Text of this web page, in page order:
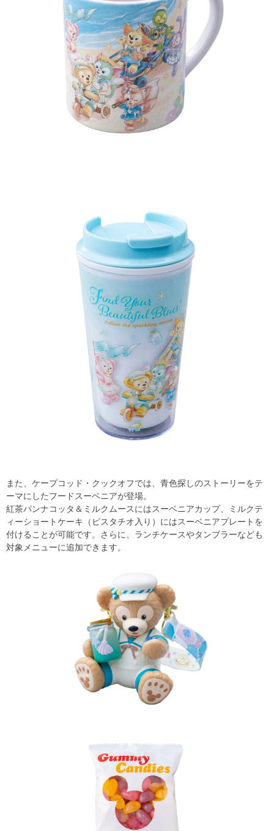
また、ケープコッド・クックオフでは、青色探しのストーリーをテ
ーマにしたフードスーベニアが登場。
紅茶パンナコッタ＆ミルクムースにはスーベニアカップ、ミルクテ
ィーショートケーキ（ピスタチオ入り）にはスーベニアプレートを
付けることが可能です。さらに、ランチケースやタンブラーなども
対象メニューに追加できます。